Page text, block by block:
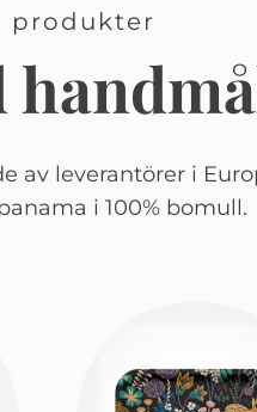
produkter
av leverantörer i
i 100% bomull.